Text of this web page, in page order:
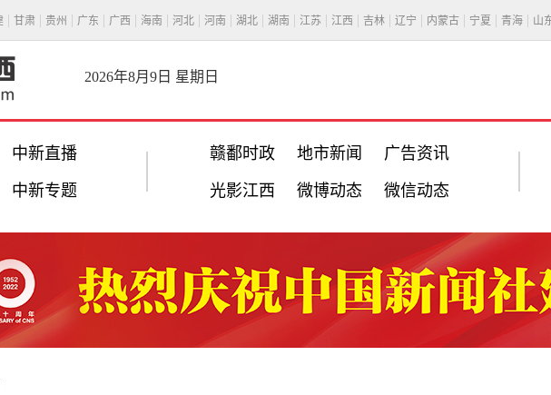
甘肃 贵州 广东 广西 海南 河北 河南 湖北 湖南 江苏 江西 吉林 辽宁 内蒙古 宁夏 青海 山
2026年8月9日 星期日
中新直播
中新专题
赣鄱时政 地市新闻 广告资讯
光影江西 微博动态 微信动态